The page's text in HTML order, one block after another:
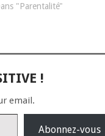
"Parentalité"
!
email.
Abonnez-vous